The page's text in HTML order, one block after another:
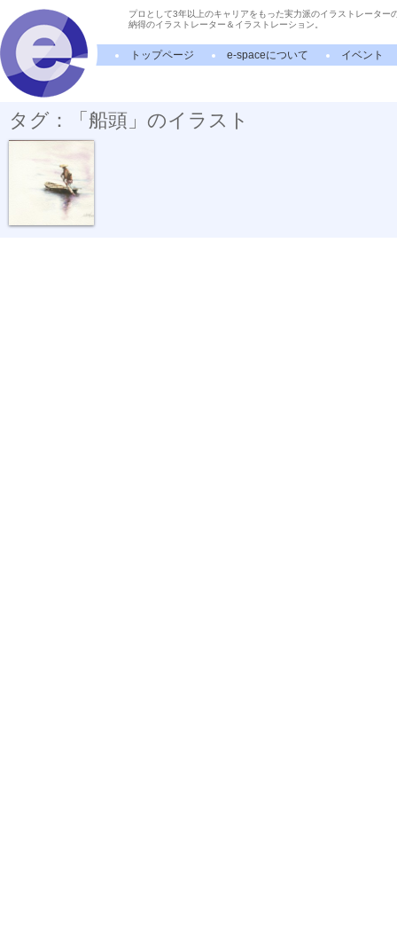
プロとして3年以上のキャリアをもった実力派のイラストレーター
納得のイラストレーター＆イラストレーション。
トップページ e-spaceについて イベント
タグ：「船頭」のイラスト
『江戸の船頭...